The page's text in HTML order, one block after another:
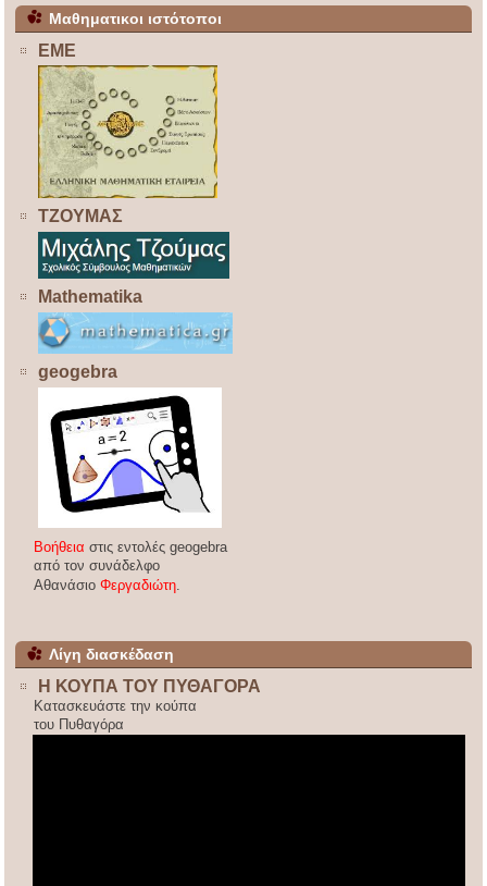
Μαθηματικοι ιστότοποι
ΕΜΕ
ΤΖΟΥΜΑΣ
Mathematika
geogebra
Βοήθειαστις εντολές geogebra
από τον συνάδελφο
ΑθανάσιοΦεργαδιώτη.
Λίγη διασκέδαση
Η ΚΟΥΠΑ ΤΟΥ ΠΥΘΑΓΟΡΑ
Κατασκευάστε την κούπα
του Πυθαγόρα